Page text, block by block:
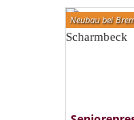
Neubau bei